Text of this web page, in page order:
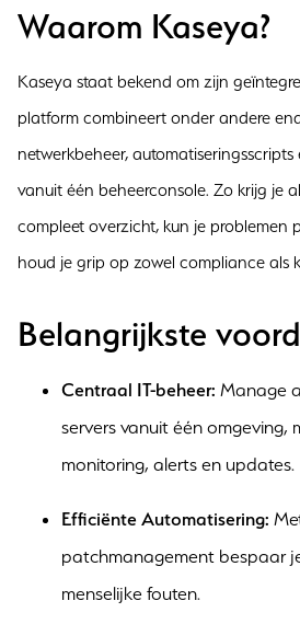
Waarom Kaseya?
Kaseya staat bekend om zijn
platform combineert onder andere
netwerkbeheer, automatiseringsscripts
vanuit één beheerconsole. Zo krijg je
compleet overzicht, kun je problemen
houd je grip op zowel compliance als
Belangrijkste
Centraal IT-beheer: Manage
servers vanuit één omgeving,
monitoring, alerts en updates.
Efficiënte Automatisering:
patchmanagement bespaar
menselijke fouten.